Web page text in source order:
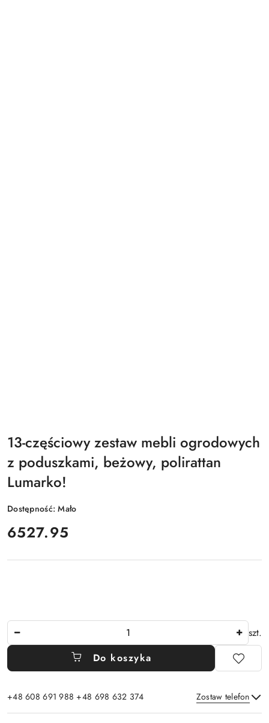
13-częściowy zestaw mebli ogrodowych
z poduszkami, beżowy, polirattan
Lumarko!
Dostępność:Mało
cena:
6527.95
szt.
Do koszyka
+48 608 691 988 +48 698 632 374 Zostaw telefon